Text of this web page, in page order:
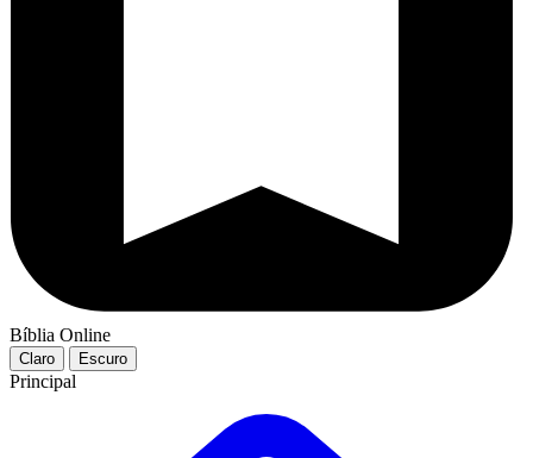
Bíblia Online
Claro Escuro
Principal